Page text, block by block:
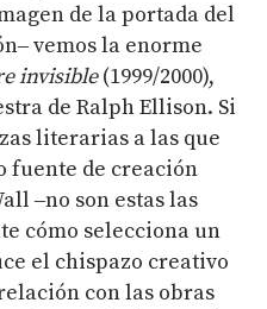
de la portada del
vemos la enorme
invisible(1999/2000),
de Ralph Ellison. Si
literarias a las que
fuente de creación
‒no son estas las
cómo selecciona un
el chispazo creativo
con las obras